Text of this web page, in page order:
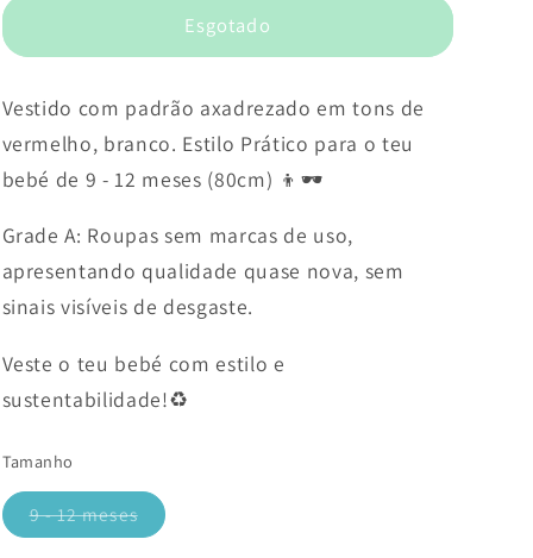
Esgotado
Vestido com padrão axadrezado em tons de
vermelho, branco. Estilo Prático para o teu
bebé de 9 - 12 meses (80cm) 👦🕶️
Grade A: Roupas sem marcas de uso,
apresentando qualidade quase nova, sem
sinais visíveis de desgaste.
Veste o teu bebé com estilo e
sustentabilidade!♻️
Tamanho
9 - 12 meses
Variante